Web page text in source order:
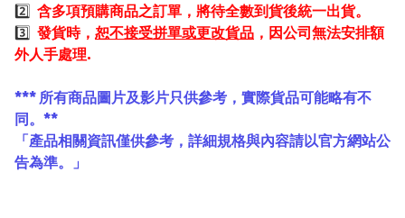
2️⃣ 含多項預購商品之訂單，將待全數到貨後統一出貨。
3️⃣ 發貨時， 恕不接受拼單或更改貨品 ，因公司無法安排額
外人手處理.
*** 所有商品圖片及影片只供參考，實際貨品可能略有不
同。**
「產品相關資訊僅供參考，詳細規格與內容請以官方網站公
告為準。」